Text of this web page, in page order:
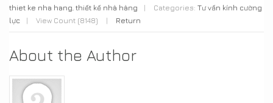
thiet ke nha hang thiết kế nhà hàng | Categories: Tư vấn kính cường
lực
| View Count (8148) | Return
About the Author